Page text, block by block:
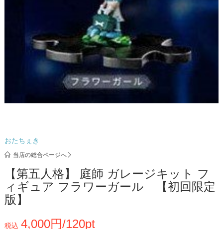
おたちぇき
当店の総合ページへ
【第五人格】 庭師 ガレージキット フ
ィギュア フラワーガール 【初回限定
版】
税込 4,000円/120pt